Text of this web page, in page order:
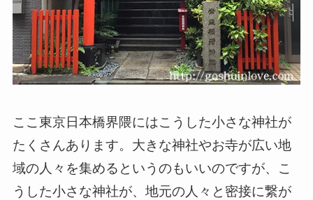
ここ東京日本橋界隈にはこうした小さな神社が
たくさんあります。大きな神社やお寺が広い地
域の人々を集めるというのもいいのですが、こ
うした小さな神社が、地元の人々と密接に繋が